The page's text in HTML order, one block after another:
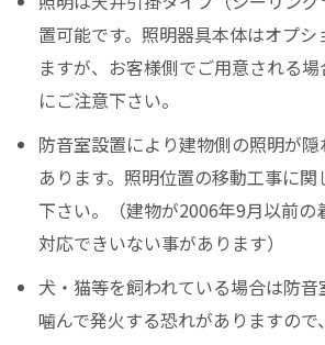
置可能です。照明器具本体はオプシ
ますが、お客様側でご用意される
にご注意下さい。
防音室設置により建物側の照明が
あります。照明位置の移動工事に
下さい。（建物が2006年9月以前の
対応できいない事があります）
犬・猫等を飼われている場合は防
噛んで発火する恐れがありますの